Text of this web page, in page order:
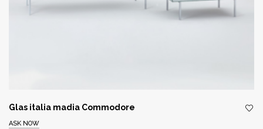
Glas italia madia Commodore
ASK NOW